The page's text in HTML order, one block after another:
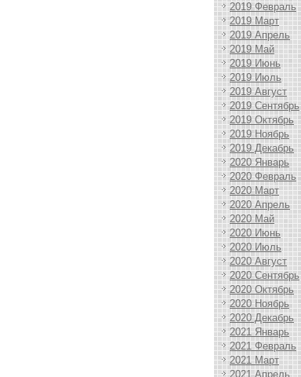
2019 Февраль
2019 Март
2019 Апрель
2019 Май
2019 Июнь
2019 Июль
2019 Август
2019 Сентябрь
2019 Октябрь
2019 Ноябрь
2019 Декабрь
2020 Январь
2020 Февраль
2020 Март
2020 Апрель
2020 Май
2020 Июнь
2020 Июль
2020 Август
2020 Сентябрь
2020 Октябрь
2020 Ноябрь
2020 Декабрь
2021 Январь
2021 Февраль
2021 Март
2021 Апрель